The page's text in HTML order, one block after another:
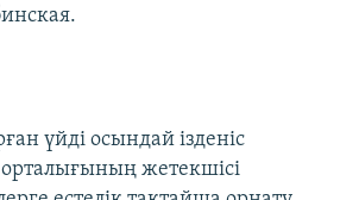
үйді осындай ізденіс
жетекшісі